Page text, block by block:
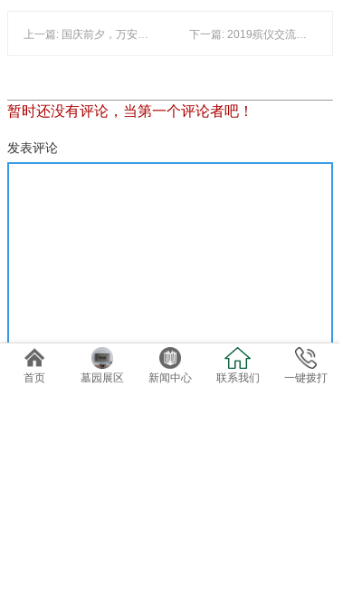
上一篇: 国庆前夕，万安园“红”了。五星红旗我为你自豪,视频 下一篇: 2019殡仪交流会：500余代表共议绿色发展
暂时还没有评论，当第一个评论者吧！
发表评论
首页 墓园展区 新闻中心 联系我们 一键拨打